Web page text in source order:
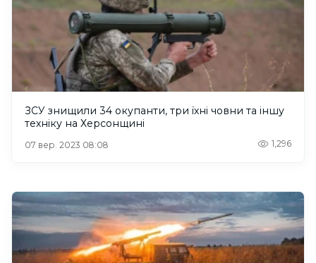
ЗСУ знищили 34 окупанти, три їхні човни та іншу
техніку на Херсонщині
07 вер. 2023 08:08 1,296